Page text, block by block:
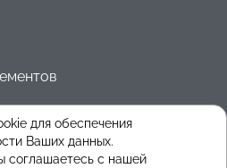
для обеспечения
Ваших данных.
соглашаетесь с нашей